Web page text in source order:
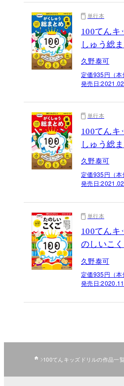
単行本
100てんキ
しゅう総
久野泰可
定価935円（本
発売日:
単行本
100てんキ
しゅう総
久野泰可
定価935円（本
発売日:
単行本
100てん
のしいこ
久野泰可
定価935円（本
発売日:
100てんキッズドリルの作品一覧